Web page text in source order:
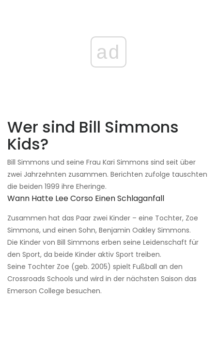
ad
Wer sind Bill Simmons
Kids?
Bill Simmons und seine Frau Kari Simmons sind seit über
zwei Jahrzehnten zusammen. Berichten zufolge tauschten
die beiden 1999 ihre Eheringe.
Wann Hatte Lee Corso Einen Schlaganfall
Zusammen hat das Paar zwei Kinder – eine Tochter, Zoe
Simmons, und einen Sohn, Benjamin Oakley Simmons.
Die Kinder von Bill Simmons erben seine Leidenschaft für
den Sport, da beide Kinder aktiv Sport treiben.
Seine Tochter Zoe (geb. 2005) spielt Fußball an den
Crossroads Schools und wird in der nächsten Saison das
Emerson College besuchen.